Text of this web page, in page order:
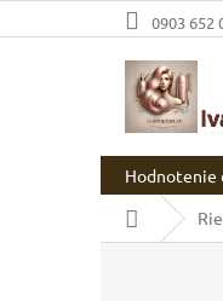
na
0903 652
Hodnotenie
Domov